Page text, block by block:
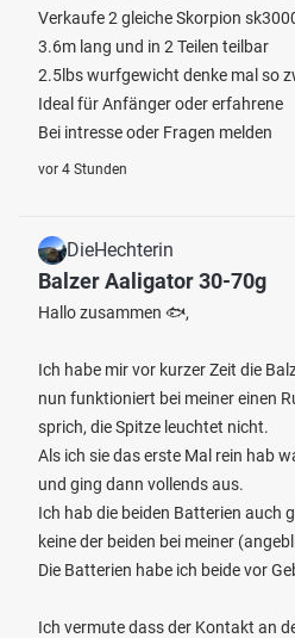
Verkaufe 2 gleiche Skorpion
3.6m lang und in 2 Teilen teilbar
2.5lbs wurfgewicht denke mal so
Ideal für Anfänger oder erfahrene
Bei intresse oder Fragen melden
vor 4 Stunden
DieHechterin
Balzer Aaligator 30-70g
Hallo zusammen 🐟,
Ich habe mir vor kurzer Zeit die
nun funktioniert bei meiner einen
sprich, die Spitze leuchtet nicht.
Als ich sie das erste Mal rein hab
und ging dann vollends aus.
Ich hab die beiden Batterien auch
keine der beiden bei meiner
Die Batterien habe ich beide vor
Ich vermute dass der Kontakt an